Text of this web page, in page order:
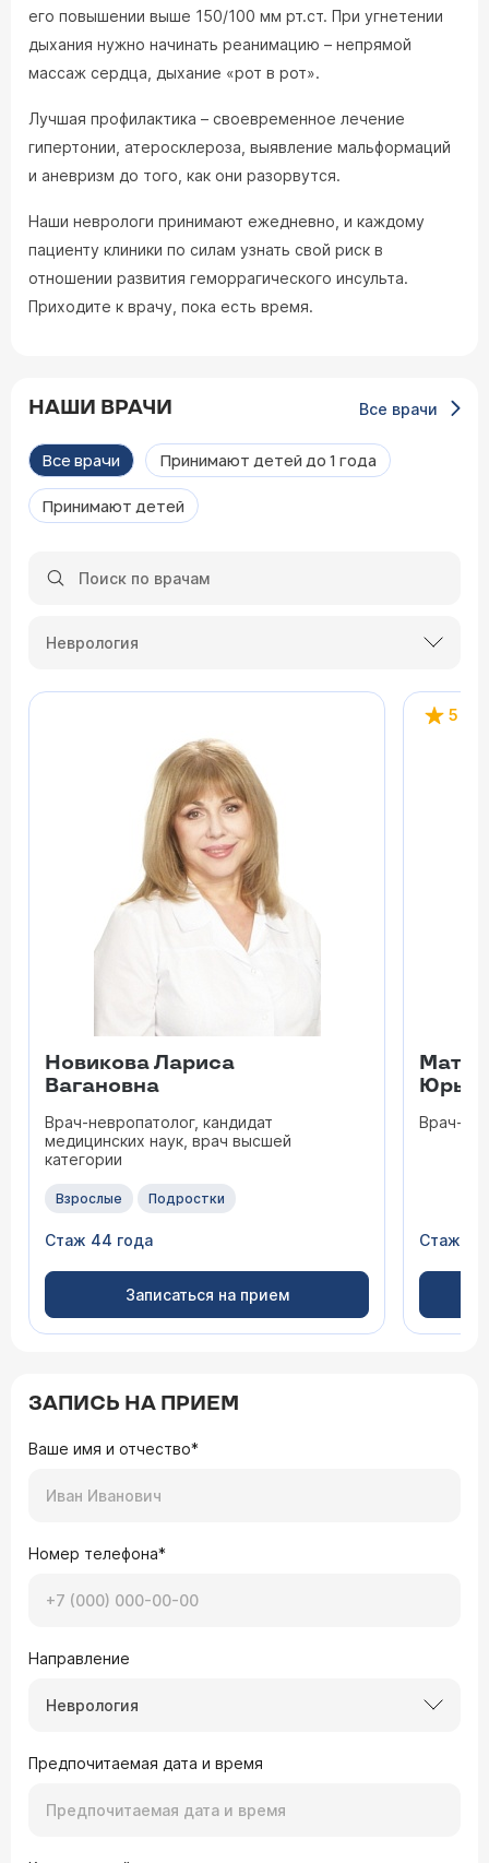
его повышении выше 150/100 мм рт.ст. При угнетении
дыхания нужно начинать реанимацию – непрямой
массаж сердца, дыхание «рот в рот».
Лучшая профилактика – своевременное лечение
гипертонии, атеросклероза, выявление мальформаций
и аневризм до того, как они разорвутся.
Наши неврологи принимают ежедневно, и каждому
пациенту клиники по силам узнать свой риск в
отношении развития геморрагического инсульта.
Приходите к врачу, пока есть время.
НАШИ ВРАЧИ Все врачи
Все врачи Принимают детей до 1 года
Принимают детей
Неврология
Новикова Лариса
Вагановна
Врач-невропатолог, кандидат
медицинских наук, врач высшей
категории
Взрослые Подростки
Стаж 44 года
Записаться на прием
5
Врач-
Стаж 28
ЗАПИСЬ НА ПРИЕМ
Ваше имя и отчество*
Номер телефона*
Направление
Неврология
Предпочитаемая дата и время